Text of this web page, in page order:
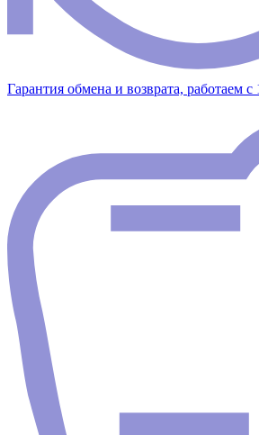
Гарантия обмена и возврата, работаем с